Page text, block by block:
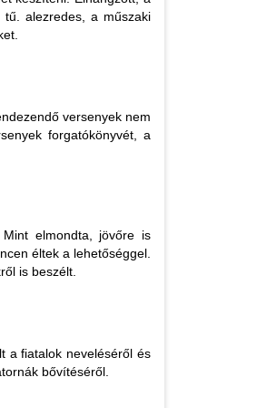
tű. alezredes, a műszaki
versenyek nem
forgatókönyvét, a
elmondta, jövőre is
éltek a lehetőséggel.
is beszélt.
a fiatalok neveléséről és
bővítéséről.